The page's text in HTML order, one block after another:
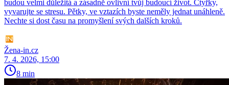
budou velmi důležitá a zásadně ovlivní tvůj budoucí život. Čtyřky,
vyvarujte se stresu. Pětky, ve vztazích byste neměly jednat unáhleně.
Nechte si dost času na promyšlení svých dalších kroků.
Žena-in.cz
7. 4. 2026, 15:00
8 min